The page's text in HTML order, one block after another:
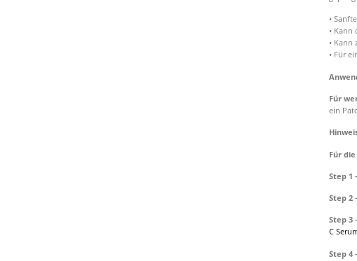
•
•
•
• Für
Für
ein
Für
Step 1
Step 2
Step 3
C
Step 4